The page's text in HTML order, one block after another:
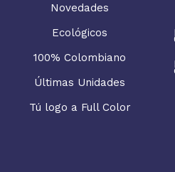
Novedades
Ecológicos
100% Colombiano
Últimas Unidades
Tú logo a Full Color